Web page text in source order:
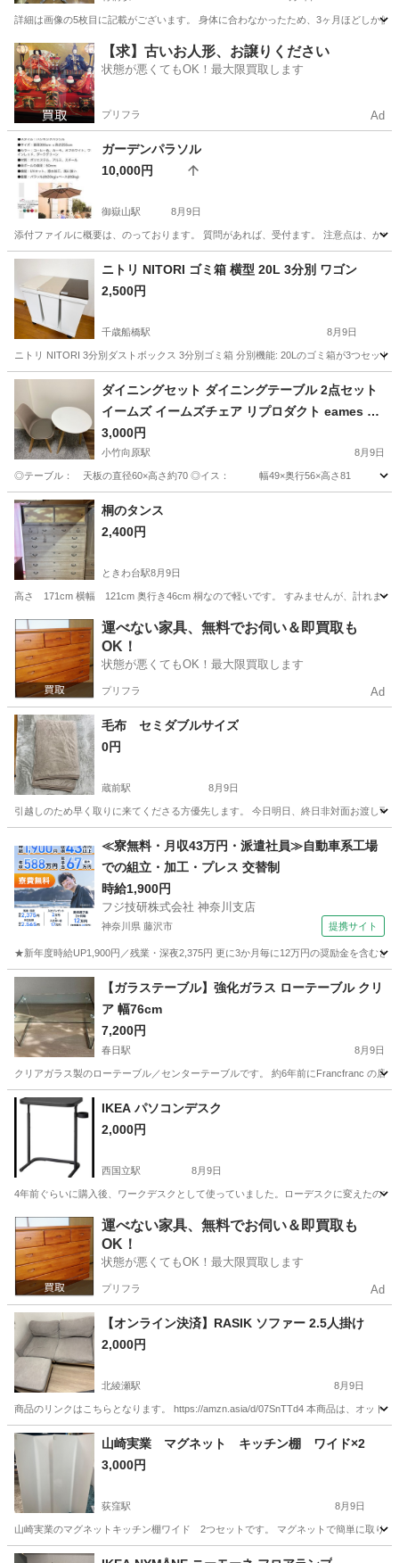
詳細は画像の5枚目に記載がございます。 身体に合わなかったため、3ヶ月ほどしか
東京 千代田区 竹橋駅 椅子
【求】古いお人形、お譲りください
状態が悪くてもOK！最大限買取します
プリフラ Ad
ガーデンパラソル
10,000円
御嶽山駅 8月9日
添付ファイルに概要は、のっております。 質問があれば、受付ます。 注意点は、か
東京 大田区 御嶽山駅 その他
ニトリ NITORI ゴミ箱 横型 20L 3分別 ワゴン
2,500円
千歳船橋駅 8月9日
ニトリ NITORI 3分別ダストボックス 3分別ゴミ箱 分別機能: 20Lのゴミ箱が3つセッ
東京 世田谷区 千歳船橋駅 インテリア雑貨/小物
ダイニングセット ダイニングテーブル 2点セット
イームズ イームズチェア リプロダクト eames 1
人用
3,000円
小竹向原駅 8月9日
◎テーブル： 天板の直径60×高さ約70 ◎イス： 幅49×奥行56×高さ81 座面高
東京 板橋区 小竹向原駅
桐のタンス
2,400円
ときわ台駅8月9日
高さ 171cm 横幅 121cm 奥行き46cm 桐なので軽いです。 すみませんが、計れませ
東京 板橋区 ときわ台駅 収納家具
運べない家具、無料でお伺い＆即買取も
OK！
状態が悪くてもOK！最大限買取します
プリフラ Ad
毛布 セミダブルサイズ
0円
蔵前駅 8月9日
引越しのため早く取りに来てくださる方優先します。 今日明日、終日非対面お渡し
蔵前駅 カーペット/マット/ラグ
≪寮無料・月収43万円・派遣社員≫自動車系工場
での組立・加工・プレス 交替制
時給1,900円
フジ技研株式会社 神奈川支店
神奈川県 藤沢市 提携サイト
★新年度時給UP1,900円／残業・深夜2,375円 更に3か月毎に12万円の奨励金を含む
神奈川 藤沢市 その他
【ガラステーブル】強化ガラス ローテーブル クリ
ア 幅76cm
7,200円
春日駅 8月9日
クリアガラス製のローテーブル／センターテーブルです。 約6年前にFrancfranc の店
東京 千代田区 春日駅 テーブル
IKEA パソコンデスク
2,000円
西国立駅 8月9日
4年前ぐらいに購入後、ワークデスクとして使っていました。ローデスクに変えたの
東京 国立市 西国立駅 テーブル
運べない家具、無料でお伺い＆即買取も
OK！
状態が悪くてもOK！最大限買取します
プリフラ Ad
【オンライン決済】RASIK ソファー 2.5人掛け
2,000円
北綾瀬駅 8月9日
商品のリンクはこちらとなります。 https://amzn.asia/d/07SnTTd4 本商品は、オット
東京 足立区 北綾瀬駅 ソファ
山崎実業 マグネット キッチン棚 ワイド×2
3,000円
荻窪駅 8月9日
山崎実業のマグネットキッチン棚ワイド 2つセットです。 マグネットで簡単に取り
東京 杉並区 収納家具 マグネット